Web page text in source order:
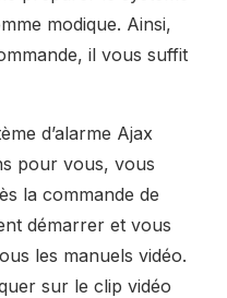
modique. Ainsi,
il vous suffit
d’alarme Ajax
pour vous, vous
la commande de
démarrer et vous
les manuels vidéo.
sur le clip vidéo